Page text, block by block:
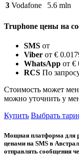
3 Vodafone 5.6 mln
Truphone цены на
SMS от
Viber от €
WhatsApp от €
RCS По
Стоимость может
можно уточнить у
Купить Выбрать
Мощная платформа для
ценами на SMS в
отправлять сообщения